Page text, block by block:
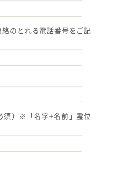
のとれる電話番号をご記
須）※「名字+名前」霊位